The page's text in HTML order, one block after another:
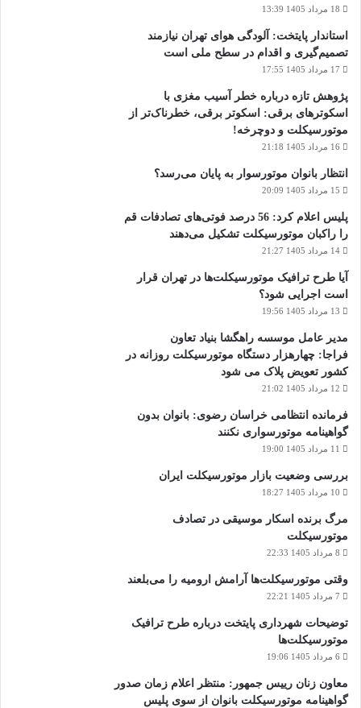
18 مرداد 1405 13:39
استاندار پایتخت: آلودگی هوای تهران نیازمند
تصمیم‌گیری و اقدام در سطح ملی است
17 مرداد 1405 17:55
پژوهش تازه درباره خطر آسیب مغزی با
اسکوترهای برقی: اسکوتر برقی، خطرناک‌تر از
موتورسیکلت و دوچرخه!
16 مرداد 1405 21:18
انتظار بانوان موتورسوار به پایان می‌رسد؟
15 مرداد 1405 20:09
پلیس اعلام کرد: 56 درصد فوتی‌های تصادفات قم
را راکبان موتورسیکلت تشکیل می‌دهند
14 مرداد 1405 21:27
آیا طرح ترافیک موتورسیکلت‌ها در تهران قرار
است اجرایی شود؟
13 مرداد 1405 19:56
مدیر عامل موسسه راهگشا بنیاد تعاون
فراجا: چهارهزار دستگاه موتورسیکلت روزانه در
کشور تعویض پلاک می شود
12 مرداد 1405 21:02
فرمانده انتظامی خراسان رضوی: بانوان بدون
گواهینامه موتورسواری نکنند
11 مرداد 1405 19:00
بررسی وضعیت بازار موتورسیکلت ایران
10 مرداد 1405 18:27
مرگ برنده اسکار موسیقی در تصادف
موتورسیکلت
8 مرداد 1405 22:33
وقتی موتورسیکلت‌ها آرامش ارومیه را می‌بلعند
7 مرداد 1405 22:21
توضیحات شهرداری پایتخت درباره طرح ترافیک
موتورسیکلت‌ها
6 مرداد 1405 19:06
معاون زنان رییس جمهور: منتظر اعلام زمان صدور
گواهینامه موتورسیکلت بانوان از سوی پلیس